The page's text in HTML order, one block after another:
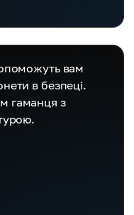
вам
в безпеці.
гаманця з